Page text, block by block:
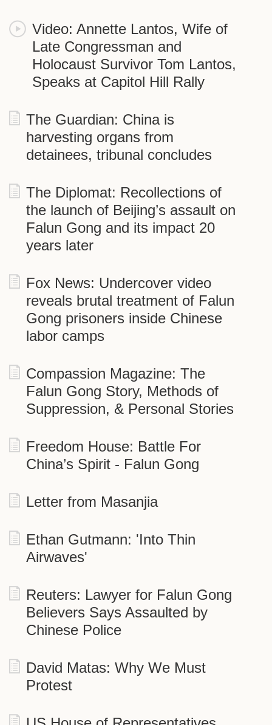
Video: Annette Lantos, Wife of
Late Congressman and
Holocaust Survivor Tom Lantos,
Speaks at Capitol Hill Rally
The Guardian: China is
harvesting organs from
detainees, tribunal concludes
The Diplomat: Recollections of
the launch of Beijing’s assault on
Falun Gong and its impact 20
years later
Fox News: Undercover video
reveals brutal treatment of Falun
Gong prisoners inside Chinese
labor camps
Compassion Magazine: The
Falun Gong Story, Methods of
Suppression, & Personal Stories
Freedom House: Battle For
China’s Spirit - Falun Gong
Letter from Masanjia
Ethan Gutmann: 'Into Thin
Airwaves'
Reuters: Lawyer for Falun Gong
Believers Says Assaulted by
Chinese Police
David Matas: Why We Must
Protest